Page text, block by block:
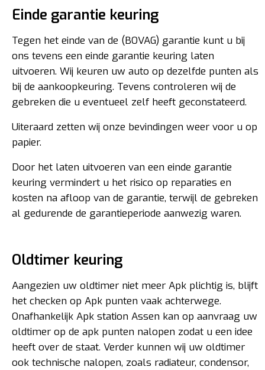
Einde garantie keuring
Tegen het einde van de (BOVAG) garantie kunt u bij
ons tevens een einde garantie keuring laten
uitvoeren. Wij keuren uw auto op dezelfde punten als
bij de aankoopkeuring. Tevens controleren wij de
gebreken die u eventueel zelf heeft geconstateerd.
Uiteraard zetten wij onze bevindingen weer voor u op
papier.
Door het laten uitvoeren van een einde garantie
keuring vermindert u het risico op reparaties en
kosten na afloop van de garantie, terwijl de gebreken
al gedurende de garantieperiode aanwezig waren.
Oldtimer keuring
Aangezien uw oldtimer niet meer Apk plichtig is, blijft
het checken op Apk punten vaak achterwege.
Onafhankelijk Apk station Assen kan op aanvraag uw
oldtimer op de apk punten nalopen zodat u een idee
heeft over de staat. Verder kunnen wij uw oldtimer
ook technische nalopen, zoals radiateur, condensor,